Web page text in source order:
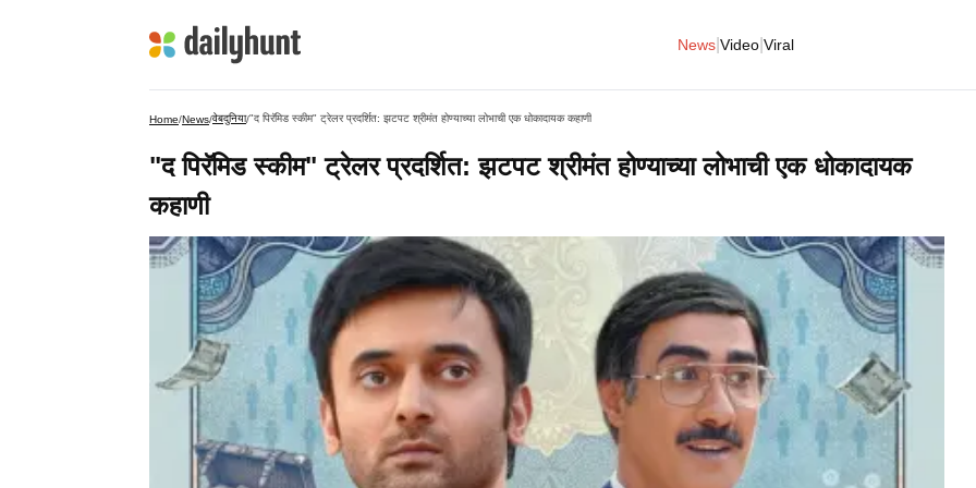
News Video Viral
Home/News/वेबदुनिया/"द पिरॅमिड स्कीम" ट्रेलर प्रदर्शित: झटपट श्रीमंत होण्याच्या लोभाची एक धोकादायक कहाणी
"द पिरॅमिड स्कीम" ट्रेलर प्रदर्शित: झटपट श्रीमंत होण्याच्या लोभाची एक धोकादायक
कहाणी